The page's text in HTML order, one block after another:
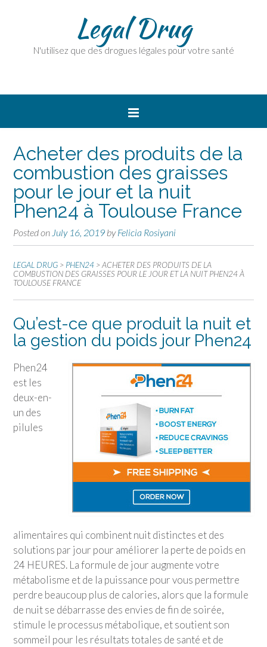
Legal Drug
N'utilisez que des drogues légales pour votre santé
Acheter des produits de la
combustion des graisses
pour le jour et la nuit
Phen24 à Toulouse France
Posted on July 16, 2019 byFelicia Rosiyani
LEGAL DRUG > PHEN24 >ACHETER DES PRODUITS DE LA
COMBUSTION DES GRAISSES POUR LE JOUR ET LA NUIT PHEN24 À
TOULOUSE FRANCE
Qu’est-ce que produit la nuit et
la gestion du poids jour Phen24
Phen24
est les
deux-en-
un des
pilules
alimentaires qui combinent nuit distinctes et des
solutions par jour pour améliorer la perte de poids en
24 HEURES. La formule de jour augmente votre
métabolisme et de la puissance pour vous permettre
perdre beaucoup plus de calories, alors que la formule
de nuit se débarrasse des envies de fin de soirée,
stimule le processus métabolique, et soutient son
sommeil pour les résultats totales de santé et de